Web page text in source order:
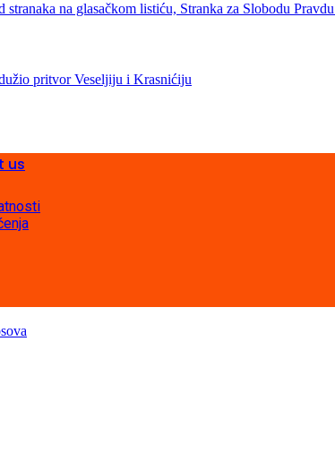
stranaka na glasačkom listiću, Stranka za Slobodu
pritvor Veseljiju i Krasnićiju
us